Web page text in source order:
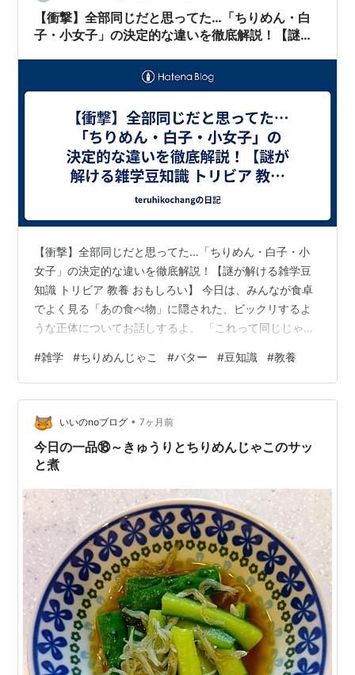
【衝撃】全部同じだと思ってた…「ちりめん・白
子・小女子」の決定的な違いを徹底解説！【謎が
【衝撃】全部同じだと思ってた…「ちりめん・白子・小
女子」の決定的な違いを徹底解説！【謎が解ける雑学豆
知識 トリビア 教養 おもしろい】 今日は、みんなが食卓
でよく見る「あの食べ物」に隠された、ビックリするよ
うな正体についてお話しするよ。 「これって同じじゃな
解にこだわらず、自由にアイデアを広げて考えること）
で、 食べ物の新しい一面をのぞいてみよう！ 1. 【小魚
編】似ているけれど「実は別人」！？3つの小魚の正体見
た目がそっくりな「ちりめんじゃこ」「白子干し」「小
女子（こうなご）」。 実は、種類も育ち方も全然違うん
だ。 ちりめんじゃこ ＆ 白子…
#雑学 #ちりめんじゃこ #バター #豆知識 #教養
いいのnoブログ • 7ヶ月前
今日の一品⑱～きゅうりとちりめんじゃこのサッ
と煮